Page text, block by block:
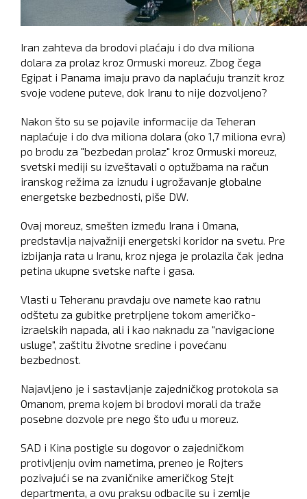
Iran zahteva da brodovi plaćaju i do dva miliona
dolara za prolaz kroz Ormuski moreuz. Zbog čega
Egipat i Panama imaju pravo da naplaćuju tranzit kroz
svoje vodene puteve, dok Iranu to nije dozvoljeno?
Nakon što su se pojavile informacije da Teheran
naplaćuje i do dva miliona dolara (oko 1,7 miliona evra)
po brodu za "bezbedan prolaz" kroz Ormuski moreuz,
svetski mediji su izveštavali o optužbama na račun
iranskog režima za iznudu i ugrožavanje globalne
energetske bezbednosti, piše DW.
Ovaj moreuz, smešten između Irana i Omana,
predstavlja najvažniji energetski koridor na svetu. Pre
izbijanja rata u Iranu, kroz njega je prolazila čak jedna
petina ukupne svetske nafte i gasa.
Vlasti u Teheranu pravdaju ove namete kao ratnu
odštetu za gubitke pretrpljene tokom američko-
izraelskih napada, ali i kao naknadu za "navigacione
usluge", zaštitu životne sredine i povećanu
bezbednost.
Najavljeno je i sastavljanje zajedničkog protokola sa
Omanom, prema kojem bi brodovi morali da traže
posebne dozvole pre nego što uđu u moreuz.
SAD i Kina postigle su dogovor o zajedničkom
protivljenju ovim nametima, preneo je Rojters
pozivajući se na zvaničnike američkog Stejt
departmenta, a ovu praksu odbacile su i zemlje